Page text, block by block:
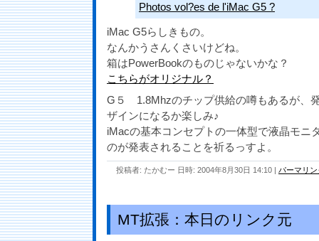
Photos vol?es de l'iMac G5 ?
iMac G5らしきもの。
なんかうさんくさいけどね。
箱はPowerBookのものじゃないかな？
こちらがオリジナル？
G５ 1.8Mhzのチップ供給の噂もあるが、
ザインになるか楽しみ♪
iMacの基本コンセプトの一体型で液晶モニ
のが発表されることを祈るっすよ。
投稿者: たかむー 日時: 2004年8月30日 14:10 | パーマリン
MT拡張：本日のリンク元